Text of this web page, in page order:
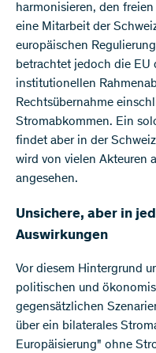
harmonisieren, den
eine Mitarbeit der
europäischen
betrachtet jedoch die EU
institutionellen
Rechtsübernahme
Stromabkommen. Ein
findet aber in der
wird von vielen Akteuren
angesehen.
Unsichere, aber in
Auswirkungen
Vor diesem Hintergrund
politischen und
gegensätzlichen
über ein bilaterales
Europäisierung" ohne